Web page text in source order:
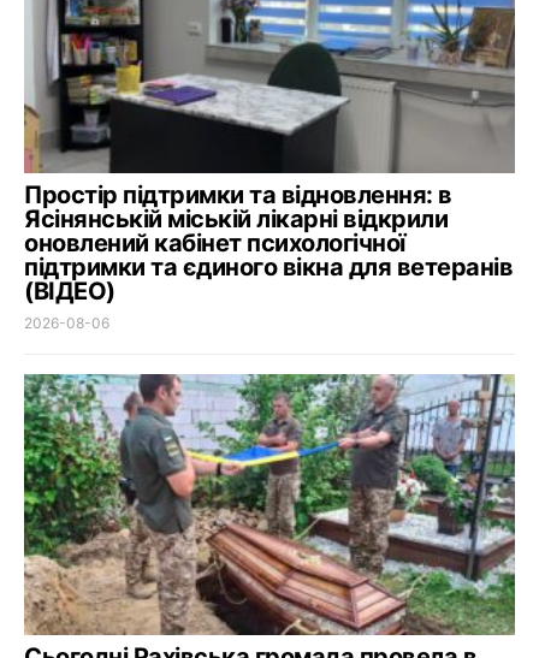
Простір підтримки та відновлення: в
Ясінянській міській лікарні відкрили
оновлений кабінет психологічної
підтримки та єдиного вікна для ветеранів
(ВІДЕО)
2026-08-06